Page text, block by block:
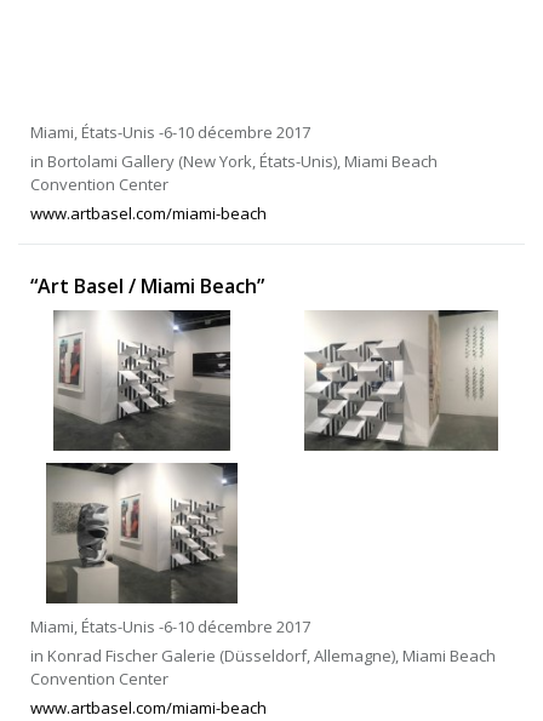
Miami, États-Unis -6-10 décembre 2017
in Bortolami Gallery (New York, États-Unis), Miami Beach
Convention Center
www.artbasel.com/miami-beach
“Art Basel / Miami Beach”
Miami, États-Unis -6-10 décembre 2017
in Konrad Fischer Galerie (Düsseldorf, Allemagne), Miami Beach
Convention Center
www.artbasel.com/miami-beach